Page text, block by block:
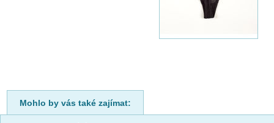
Mohlo by vás také zajímat: